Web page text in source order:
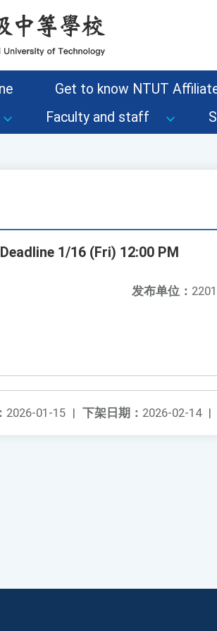
Get to know NTUT
Faculty and staff
1/16 (Fri) 12:00 PM
发布单位：
下架日期： 2026-02-14 |
2026-01-15 |